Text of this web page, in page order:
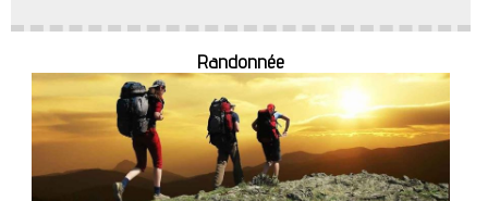
disposition pendant toute la durée de votre séjour.
Randonnée